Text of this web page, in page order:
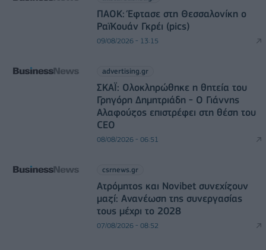
ΠΑΟΚ: Έφτασε στη Θεσσαλονίκη ο
ΡαϊΚουάν Γκρέι (pics)
09/08/2026 - 13:15
advertising.gr
ΣΚΑΪ: Ολοκληρώθηκε η θητεία του
Γρηγόρη Δημητριάδη - Ο Γιάννης
Αλαφούζος επιστρέφει στη θέση του
CEO
08/08/2026 - 06:51
csrnews.gr
Ατρόμητος και Novibet συνεχίζουν
μαζί: Ανανέωση της συνεργασίας
τους μέχρι το 2028
07/08/2026 - 08:52